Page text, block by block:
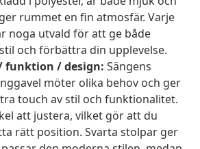
rummet en fin atmosfär. Varje
noga utvald för att ge både
och förbättra din upplevelse.
funktion / design: Sängens
möter olika behov och ger
touch av stil och funktionalitet.
att justera, vilket gör att du
rätt position. Svarta stolpar ger